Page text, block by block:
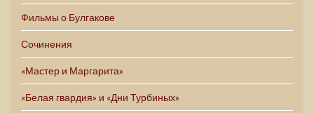
Фильмы о Булгакове
Сочинения
«Мастер и Маргарита»
«Белая гвардия» и «Дни Турбиных»